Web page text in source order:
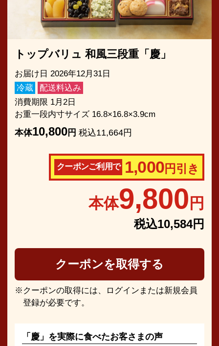
トップバリュ 和風三段重「慶」
お届け日 2026年12月31日
冷蔵
配送料込み
消費期限 1月2日
お重一段内寸サイズ 16.8×16.8×3.9cm
本体10,800円 税込11,664円
クーポンご利用で 1,000円引き
本体9,800 円
税込10,584円
クーポンを取得する
クーポンの取得には、ログインまたは新規会員
登録が必要です。
「慶」を実際に食べたお客さまの声